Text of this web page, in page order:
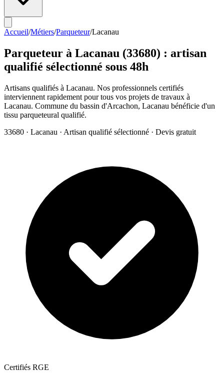
Accueil/Métiers/Parqueteur/Lacanau
Parqueteur à Lacanau (33680) : artisan
qualifié sélectionné sous 48h
Artisans qualifiés à Lacanau. Nos professionnels certifiés
interviennent rapidement pour tous vos projets de travaux à
Lacanau. Commune du bassin d'Arcachon, Lacanau bénéficie d'un
tissu parqueteural qualifié.
33680 · Lacanau · Artisan qualifié sélectionné · Devis gratuit
Certifiés RGE